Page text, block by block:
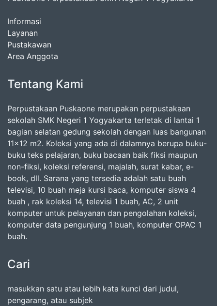
Informasi
Layanan
Pustakawan
Area Anggota
Tentang Kami
Perpustakaan Puskaone merupakan perpustakaan
sekolah SMK Negeri 1 Yogyakarta terletak di lantai 1
bagian selatan gedung sekolah dengan luas bangunan
11x12 m2. Koleksi yang ada di dalamnya berupa buku-
buku teks pelajaran, buku bacaan baik fiksi maupun
non-fiksi, koleksi referensi, majalah, surat kabar, e-
book, dll. Sarana yang tersedia adalah satu buah
televisi, 10 buah meja kursi baca, komputer siswa 4
buah , rak koleksi 14, televisi 1 buah, AC, 2 unit
komputer untuk pelayanan dan pengolahan koleksi,
komputer data pengunjung 1 buah, komputer OPAC 1
buah.
Cari
masukkan satu atau lebih kata kunci dari judul,
pengarang, atau subjek